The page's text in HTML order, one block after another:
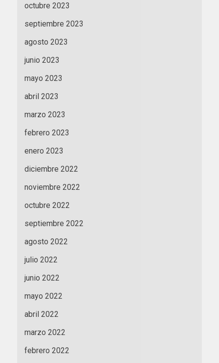
octubre 2023
septiembre 2023
agosto 2023
junio 2023
mayo 2023
abril 2023
marzo 2023
febrero 2023
enero 2023
diciembre 2022
noviembre 2022
octubre 2022
septiembre 2022
agosto 2022
julio 2022
junio 2022
mayo 2022
abril 2022
marzo 2022
febrero 2022